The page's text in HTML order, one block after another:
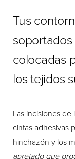
Tus
colocadas
los tejidos
Las incisiones
cintas adhesivas
hinchazón y los
apretado que